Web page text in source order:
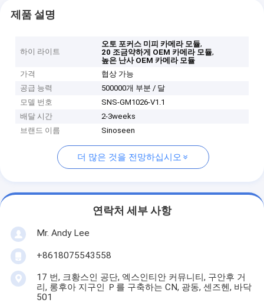
제품 설명
하이 라이트
오토 포커스 미피 카메라 모듈,
20 조금약하게 OEM 카메라 모듈,
높은 난사 OEM 카메라 모듈
가격
협상 가능
공급 능력
500000개 부분 / 달
모델 번호
SNS-GM1026-V1.1
배달 시간
2-3weeks
브랜드 이름
Sinoseen
더 많은 것을 전망하십시오
연락처 세부 사항
Mr. Andy Lee
+8618075543558
17 번, 크황스인 공단, 엑스인티안 커뮤니티, 구안후 거
리, 롱후아 지구인 Ｐ를 구축하는 CN, 광동, 센즈헨, 바닥
501